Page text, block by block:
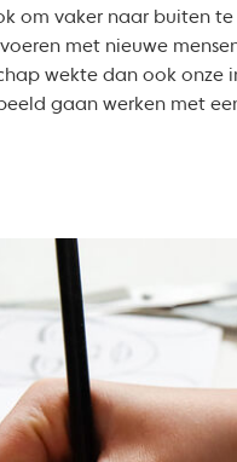
om vaker naar buiten
met nieuwe
wekte dan ook onze
gaan werken met